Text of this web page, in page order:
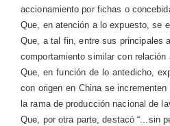
accionamiento por fichas o
Que, en atención a lo expuesto, se
Que, a tal fin, entre sus principales
comportamiento similar con
Que, en función de lo antedicho,
con origen en China se
la rama de producción nacional de
Que, por otra parte, destacó “...sin